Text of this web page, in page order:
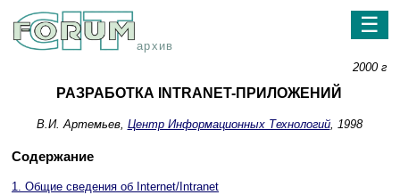
архив
☰
2000 г
РАЗРАБОТКА INTRANET-ПРИЛОЖЕНИЙ
В.И. Артемьев, Центр Информационных Технологий, 1998
Содержание
1. Общие сведения об Internet/Intranet